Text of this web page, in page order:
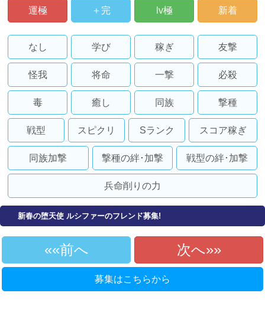
運極 ＋完 lv極 新着
なし 学び 稼ぎ 友撃
怪我 将命 一撃 必殺
毒 癒し 同族 撃種
戦型 スピクリ Sランク スコア稼ぎ
同族加撃 撃種の絆･加撃 戦型の絆･加撃
兵命削りの力
新春の堕天使 ルシファーのフレンド募集!
«前へ 次へ»
募集はこちらから